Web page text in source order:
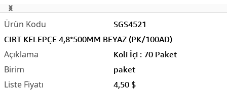
SGS4521
CIRT KELEPÇE 4,8*500MM BEYAZ (PK/100AD)
Koli İçi : 70 Paket
paket
4,50 $